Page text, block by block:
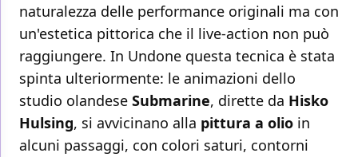
naturalezza delle performance originali ma con
un'estetica pittorica che il live-action non può
raggiungere. In Undone questa tecnica è stata
spinta ulteriormente: le animazioni dello
studio olandese Submarine, dirette da Hisko
Hulsing, si avvicinano alla pittura a olio in
alcuni passaggi, con colori saturi, contorni